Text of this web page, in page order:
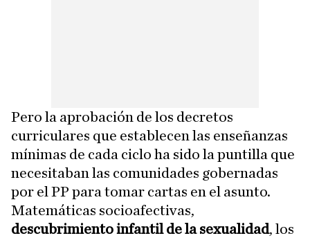
Pero la aprobación de los decretos
curriculares que establecen las enseñanzas
mínimas de cada ciclo ha sido la puntilla que
necesitaban las comunidades gobernadas
por el PP para tomar cartas en el asunto.
Matemáticas socioafectivas,
descubrimiento infantil de la sexualidad, los